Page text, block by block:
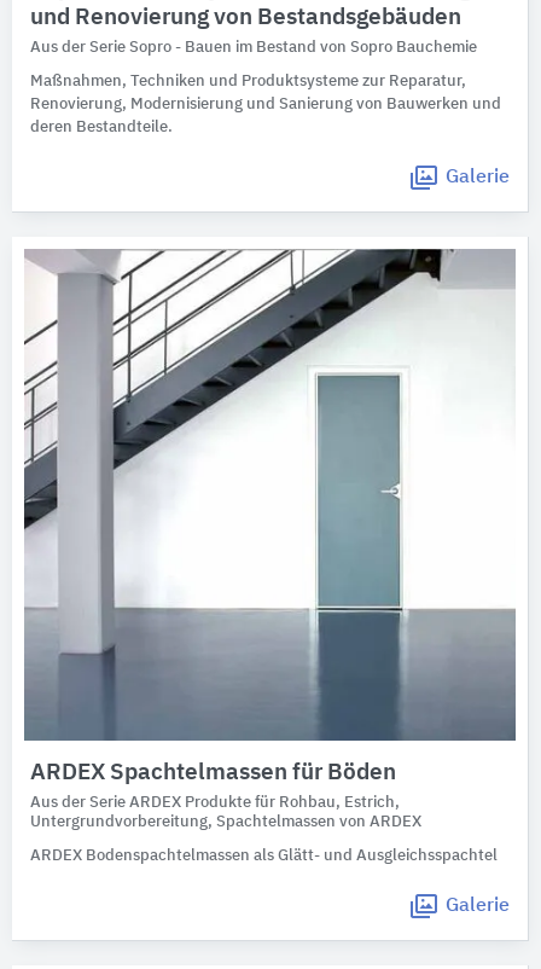
und Renovierung von Bestandsgebäuden
Aus der Serie Sopro - Bauen im Bestand von Sopro Bauchemie
Maßnahmen, Techniken und Produktsysteme zur Reparatur,
Renovierung, Modernisierung und Sanierung von Bauwerken und
deren Bestandteile.
Galerie
ARDEX Spachtelmassen für Böden
Aus der Serie ARDEX Produkte für Rohbau, Estrich,
Untergrundvorbereitung, Spachtelmassen von ARDEX
ARDEX Bodenspachtelmassen als Glätt- und Ausgleichsspachtel
Galerie